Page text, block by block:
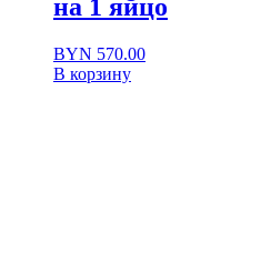
на 1 яйцо
BYN 570.00
В корзину